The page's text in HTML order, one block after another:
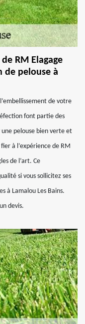
RM Elagage
de pelouse à
de votre
font partie des
pelouse bien verte et
à l’expérience de RM
de l’art. Ce
si vous sollicitez ses
à Lamalou Les Bains.
devis.